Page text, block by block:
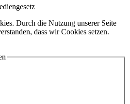
Durch die Nutzung unserer Seite
dass wir Cookies setzen.